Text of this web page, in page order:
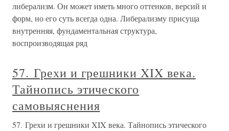
либерализм. Он может иметь много оттенков, версий и
форм, но его суть всегда одна. Либерализму присуща
внутренняя, фундаментальная структура,
воспроизводящая ряд
57. Грехи и грешники XIX века.
Тайнопись этического
самовыяснения
57. Грехи и грешники XIX века. Тайнопись этического